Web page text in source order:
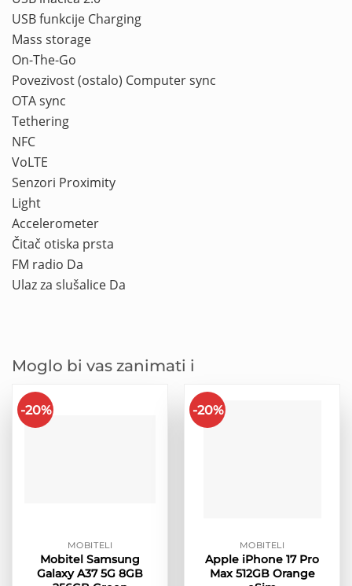
USB funkcije Charging
Mass storage
On-The-Go
Povezivost (ostalo) Computer sync
OTA sync
Tethering
NFC
VoLTE
Senzori Proximity
Light
Accelerometer
Čitač otiska prsta
FM radio Da
Ulaz za slušalice Da
Moglo bi vas zanimati i
-20%
MOBITELI
Mobitel Samsung
Galaxy A37 5G 8GB
-20%
MOBITELI
Apple iPhone 17 Pro
Max 512GB Orange